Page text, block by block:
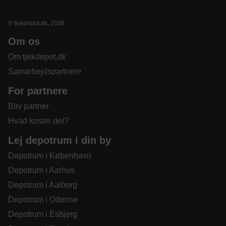
© tjekdepot.dk, 2026
Om os
Om tjekdepot.dk
Samarbejdspartnere
For partnere
Bliv partner
Hvad koster det?
Lej depotrum i din by
Depotrum i København
Depotrum i Aarhus
Depotrum i Aalborg
Depotrum i Odense
Depotrum i Esbjerg